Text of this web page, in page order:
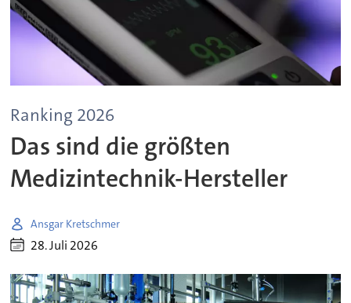
Ranking 2026
Das sind die größten
Medizintechnik-Hersteller
Ansgar Kretschmer
28. Juli 2026